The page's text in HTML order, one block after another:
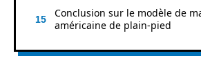
Conclusion sur le modèle de
américaine de plain-pied